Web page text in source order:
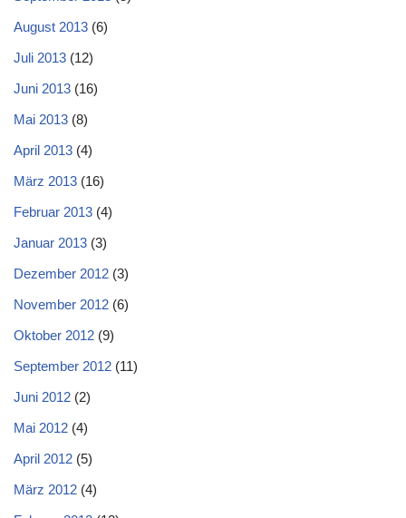
August 2013 (6)
Juli 2013 (12)
Juni 2013 (16)
Mai 2013 (8)
April 2013 (4)
März 2013 (16)
Februar 2013 (4)
Januar 2013 (3)
Dezember 2012 (3)
November 2012 (6)
Oktober 2012 (9)
September 2012 (11)
Juni 2012 (2)
Mai 2012 (4)
April 2012 (5)
März 2012 (4)